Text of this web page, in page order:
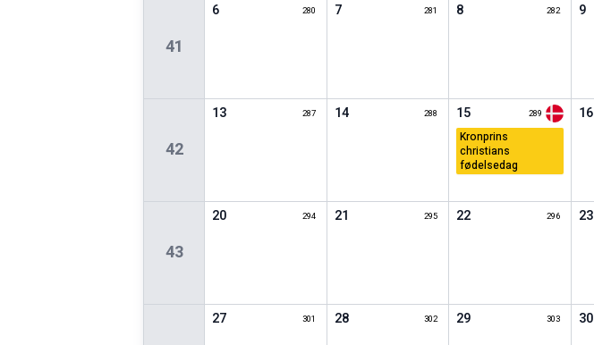
41
6 280 7 281 8 282 9
42
13 287 14 288 15 289
kronprins
christians
fødelsedag
16
43
20 294 21 295 22 296 23
27 301 28 302 29 303 30